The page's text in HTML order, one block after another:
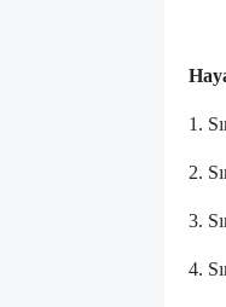
1.
2.
3.
4.